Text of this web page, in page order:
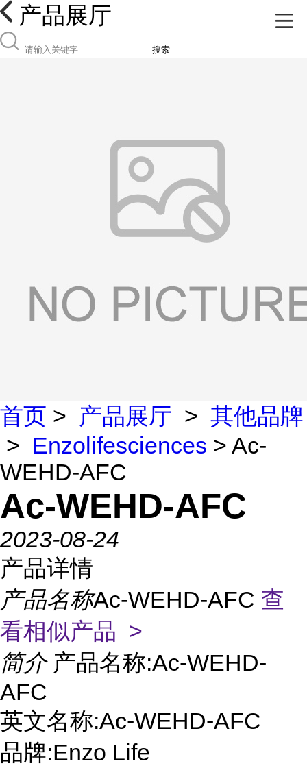
产品展厅
搜索
首页 > 产品展厅 > 其他品牌
> Enzolifesciences > Ac-
WEHD-AFC
Ac-WEHD-AFC
2023-08-24
产品详情
产品名称Ac-WEHD-AFC 查
看相似产品 >
简介 产品名称:Ac-WEHD-
AFC
英文名称:Ac-WEHD-AFC
品牌:Enzo Life